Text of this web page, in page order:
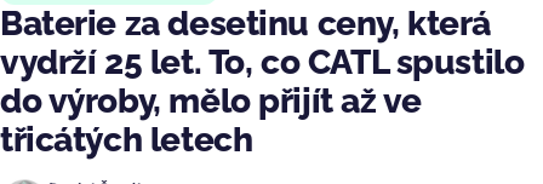
Baterie za desetinu ceny, která
vydrží 25 let. To, co CATL spustilo
do výroby, mělo přijít až ve
třicátých letech